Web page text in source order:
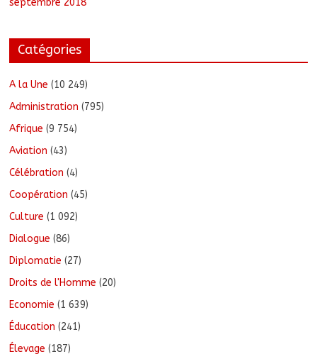
Catégories
A la Une (10 249)
Administration (795)
Afrique (9 754)
Aviation (43)
Célébration (4)
Coopération (45)
Culture (1 092)
Dialogue (86)
Diplomatie (27)
Droits de l'Homme (20)
Economie (1 639)
Éducation (241)
Élevage (187)